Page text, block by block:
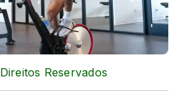
Reservados